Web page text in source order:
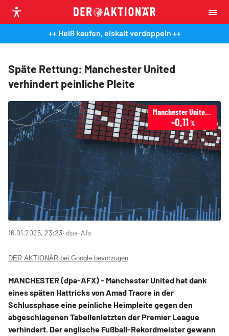
++ Heiß kaufen, eiskalt verdoppeln ++
Späte Rettung: Manchester United
verhindert peinliche Pleite
Manchester United PLC
-0,11 %
16.01.2025, 23:23‧ dpa-Afx
DER AKTIONÄR bei Google bevorzugen
MANCHESTER (dpa-AFX) - Manchester Unitedhat dank
eines späten Hattricks von Amad Traore in der
Schlussphase eine peinliche Heimpleite gegen den
abgeschlagenen Tabellenletzten der Premier League
verhindert. Der englische Fußball-Rekordmeister gewann